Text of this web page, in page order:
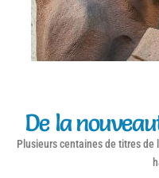
De la
Plusieurs centaines de titres